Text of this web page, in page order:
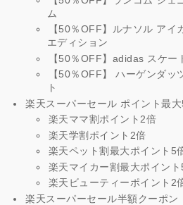
ム
【50％OFF】ルナソル ア
エディション
【50％OFF】adidas スケー
【50％OFF】 ハーゲンダッ
ト
楽天スーパーセール ポイント最
楽天ママ割ポイント2倍
楽天学割ポイント2倍
楽天ペット割最大ポイント5
楽天マイカー割最大ポイン
楽天ビューティーポイント2
楽天スーパーセール半額クーポン